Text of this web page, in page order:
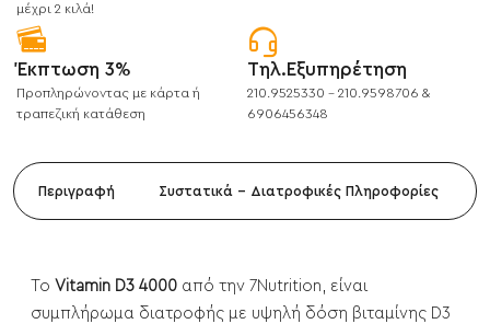
μέχρι 2 κιλά!
Έκπτωση 3%
Προπληρώνοντας με κάρτα ή
τραπεζική κατάθεση
Τηλ.Εξυπηρέτηση
210.9525330 - 210.9598706 &
6906456348
Περιγραφή Συστατικά - Διατροφικές Πληροφορίες
Το Vitamin D3 4000 από την 7Nutrition, είναι
συμπλήρωμα διατροφής με υψηλή δόση βιταμίνης D3